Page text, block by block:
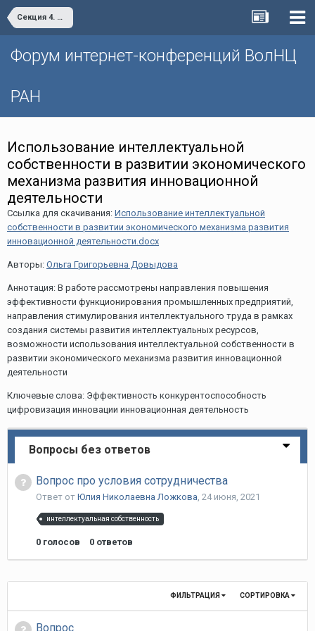
Секция 4. Цифровая экономика: современные вызовы и возможности развития
Форум интернет-конференций ВолНЦ
РАН
Использование интеллектуальной
собственности в развитии экономического
механизма развития инновационной
деятельности
Ссылка для скачивания: Использование интеллектуальной
собственности в развитии экономического механизма развития
инновационной деятельности.docx
Авторы: Ольга Григорьевна Довыдова
Аннотация: В работе рассмотрены направления повышения
эффективности функционирования промышленных предприятий,
направления стимулирования интеллектуального труда в рамках
создания системы развития интеллектуальных ресурсов,
возможности использования интеллектуальной собственности в
развитии экономического механизма развития инновационной
деятельности
Ключевые слова: Эффективность конкурентоспособность
цифровизация инновации инновационная деятельность
Вопросы без ответов
Вопрос про условия сотрудничества
Ответ от Юлия Николаевна Ложкова, 24 июня, 2021
интеллектуальная собственность
0 голосов 0 ответов
СОРТИРОВКА
ФИЛЬТРАЦИЯ
Вопрос